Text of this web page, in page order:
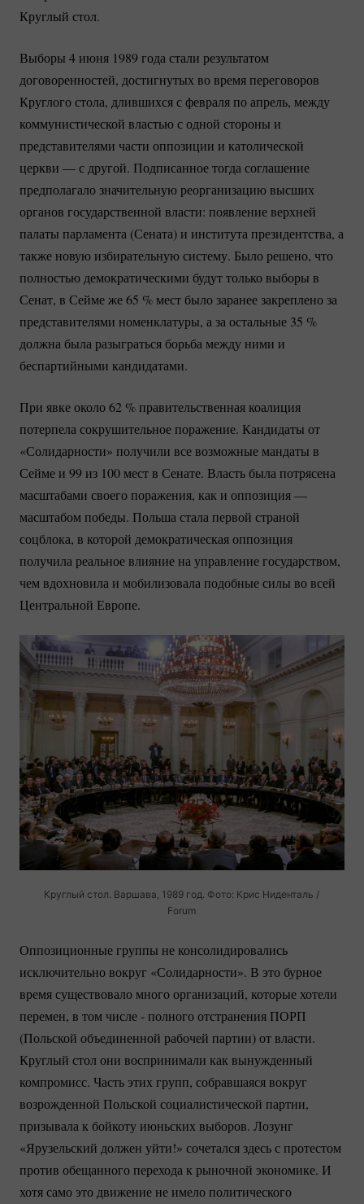
Круглый стол.
Выборы 4 июня 1989 года стали результатом
договоренностей, достигнутых во время переговоров
Круглого стола, длившихся с февраля по апрель, между
коммунистической властью с одной стороны и
представителями части оппозиции и католической
церкви — с другой. Подписанное тогда соглашение
предполагало значительную реорганизацию высших
органов государственной власти: появление верхней
палаты парламента (Сената) и института президентства, а
также новую избирательную систему. Было решено, что
полностью демократическими будут только выборы в
Сенат, в Сейме же65 % мест было заранее закреплено за
представителями номенклатуры, а за остальные 35 %
должна была разыграться борьба между ними и
беспартийными кандидатами.
При явке около62 %правительственная коалиция
потерпела сокрушительное поражение. Кандидаты от
«Солидарности» получили все возможные мандаты в
Сейме и 99 из 100 мест в Сенате. Власть была потрясена
масштабами своего поражения, как и оппозиция —
масштабом победы. Польша стала первой страной
соцблока, в которой демократическая оппозиция
получила реальное влияние на управление государством,
чем вдохновила и мобилизовала подобные силы во всей
Центральной Европе.
Круглый стол. Варшава, 1989 год. Фото: Крис Ниденталь /
Forum
Оппозиционные группы не консолидировались
исключительно вокруг «Солидарности». В это бурное
время существовало много организаций, которые хотели
перемен, в том числе - полного отстранения ПОРП
(Польской объединенной рабочей партии) от власти.
Круглый стол они воспринимали как вынужденный
компромисс. Часть этих групп, собравшаяся вокруг
возрожденной Польской социалистической партии,
призывала к бойкоту июньских выборов. Лозунг
«Ярузельский должен уйти!» сочетался здесь с протестом
против обещанного перехода к рыночной экономике. И
хотя само это движение не имело политического